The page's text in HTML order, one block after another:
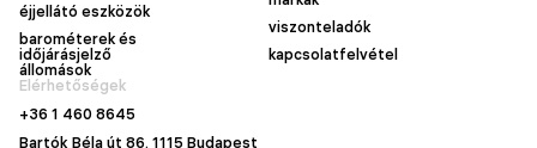
éjjellátó eszközök
barométerek és
időjárásjelző
állomások
viszonteladók
kapcsolatfelvétel
Elérhetőségek
+36 1 460 8645
Bartók Béla út 86. 1115 Budapest